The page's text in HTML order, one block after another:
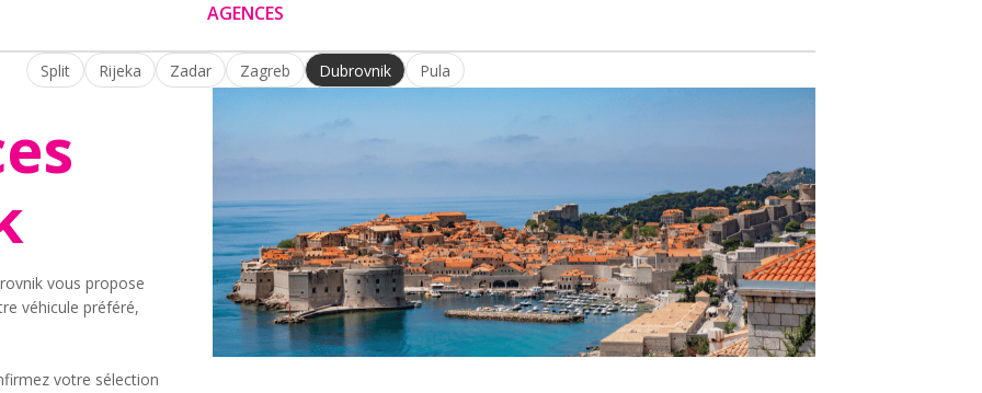
AGENCES
Split Rijeka Zadar Zagreb Dubrovnik Pula
vous propose
véhicule préféré,
votre sélection